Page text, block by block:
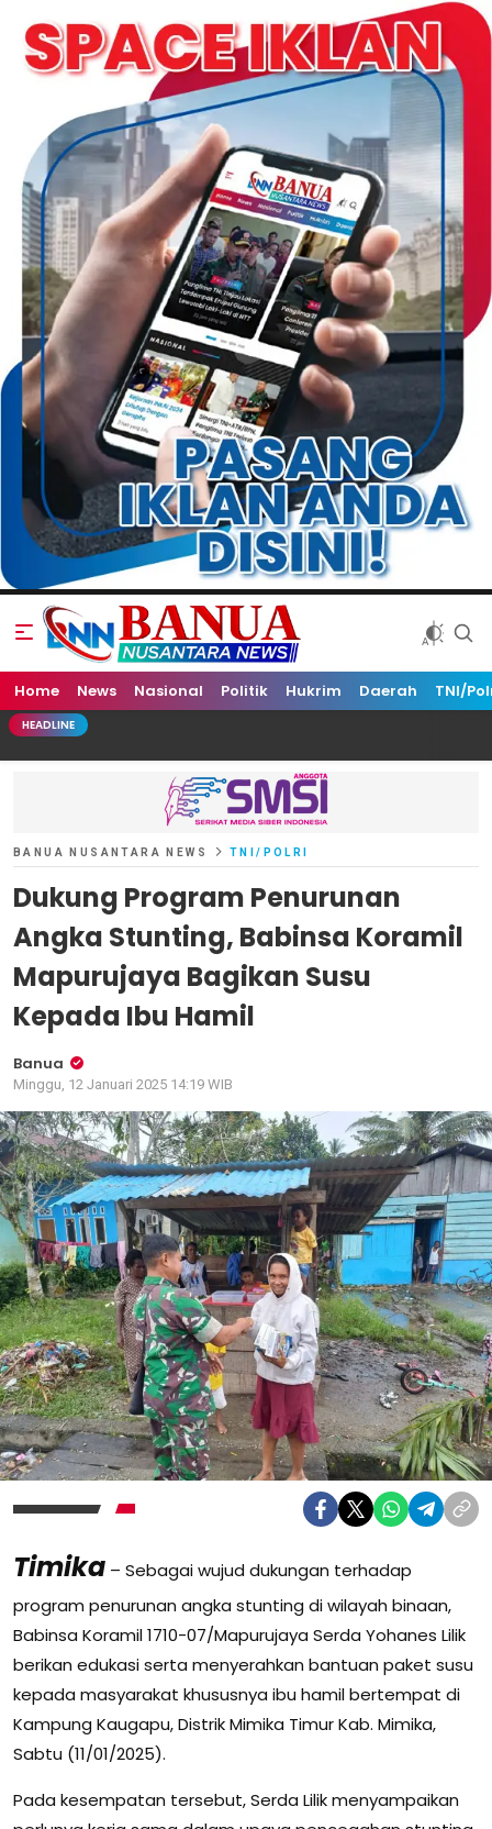
Banua Nusantara News
Home News Nasional Politik Hukrim Daerah TNI/
HEADLINE
BANUA NUSANTARA NEWS TNI/POLRI
Dukung Program Penurunan
Angka Stunting, Babinsa Koramil
Mapurujaya Bagikan Susu
Kepada Ibu Hamil
Banua
Minggu, 12 Januari 2025 14:19 WIB
Timika – Sebagai wujud dukungan terhadap
program penurunan angka stunting di wilayah binaan,
Babinsa Koramil 1710-07/Mapurujaya Serda Yohanes Lilik
berikan edukasi serta menyerahkan bantuan paket susu
kepada masyarakat khususnya ibu hamil bertempat di
Kampung Kaugapu, Distrik Mimika Timur Kab. Mimika,
Sabtu (11/01/2025).
Pada kesempatan tersebut, Serda Lilik menyampaikan